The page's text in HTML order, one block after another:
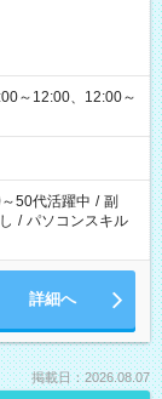
～12:00、12:00～
50代活躍中 / 副
/ パソコンスキル
詳細へ
掲載日：2026.08.07